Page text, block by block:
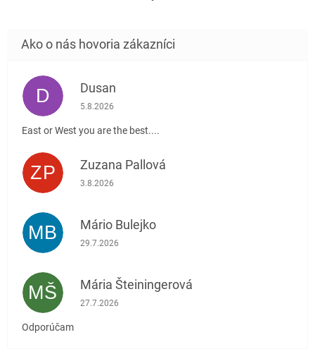
D Dusan
Hodnotenie obchodu je 5 z 5 hviezdičiek.
5.8.2026
East or West you are the best....
ZP Zuzana Pallová
Hodnotenie obchodu je 5 z 5 hviezdičiek.
3.8.2026
MB Mário Bulejko
Hodnotenie obchodu je 5 z 5 hviezdičiek.
29.7.2026
MŠ Mária Šteiningerová
Hodnotenie obchodu je 5 z 5 hviezdičiek.
27.7.2026
Odporúčam